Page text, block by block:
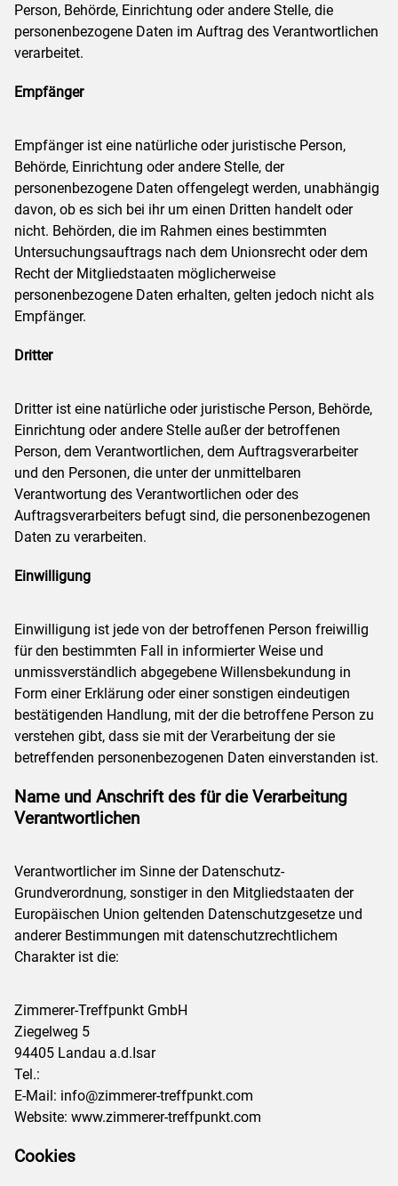
Person, Behörde, Einrichtung oder andere Stelle, die
personenbezogene Daten im Auftrag des Verantwortlichen
verarbeitet.
Empfänger
Empfänger ist eine natürliche oder juristische Person,
Behörde, Einrichtung oder andere Stelle, der
personenbezogene Daten offengelegt werden, unabhängig
davon, ob es sich bei ihr um einen Dritten handelt oder
nicht. Behörden, die im Rahmen eines bestimmten
Untersuchungsauftrags nach dem Unionsrecht oder dem
Recht der Mitgliedstaaten möglicherweise
personenbezogene Daten erhalten, gelten jedoch nicht als
Empfänger.
Dritter
Dritter ist eine natürliche oder juristische Person, Behörde,
Einrichtung oder andere Stelle außer der betroffenen
Person, dem Verantwortlichen, dem Auftragsverarbeiter
und den Personen, die unter der unmittelbaren
Verantwortung des Verantwortlichen oder des
Auftragsverarbeiters befugt sind, die personenbezogenen
Daten zu verarbeiten.
Einwilligung
Einwilligung ist jede von der betroffenen Person freiwillig
für den bestimmten Fall in informierter Weise und
unmissverständlich abgegebene Willensbekundung in
Form einer Erklärung oder einer sonstigen eindeutigen
bestätigenden Handlung, mit der die betroffene Person zu
verstehen gibt, dass sie mit der Verarbeitung der sie
betreffenden personenbezogenen Daten einverstanden ist.
Name und Anschrift des für die Verarbeitung
Verantwortlichen
Verantwortlicher im Sinne der Datenschutz-
Grundverordnung, sonstiger in den Mitgliedstaaten der
Europäischen Union geltenden Datenschutzgesetze und
anderer Bestimmungen mit datenschutzrechtlichem
Charakter ist die:
Zimmerer-Treffpunkt GmbH
Ziegelweg 5
94405 Landau a.d.Isar
Tel.:
E-Mail: info@zimmerer-treffpunkt.com
Website: www.zimmerer-treffpunkt.com
Cookies